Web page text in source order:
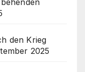
den Krieg
2025